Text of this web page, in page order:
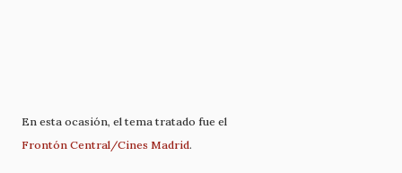
En esta ocasión, el tema tratado fue el
Frontón Central/Cines Madrid.